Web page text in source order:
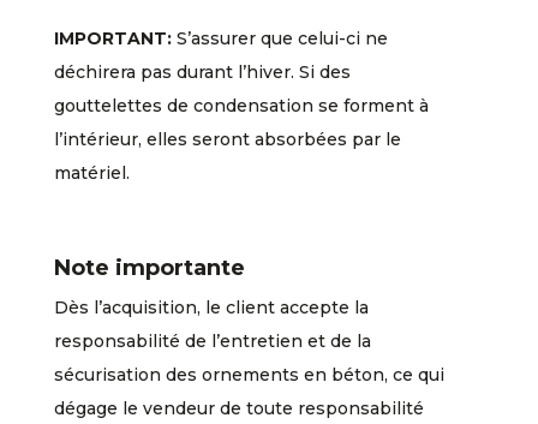
IMPORTANT:S’assurer que celui-ci ne
déchirera pas durant l’hiver. Si des
gouttelettes de condensation se forment à
l’intérieur, elles seront absorbées par le
matériel.
Note importante
Dès l’acquisition, le client accepte la
responsabilité de l’entretien et de la
sécurisation des ornements en béton, ce qui
dégage le vendeur de toute responsabilité